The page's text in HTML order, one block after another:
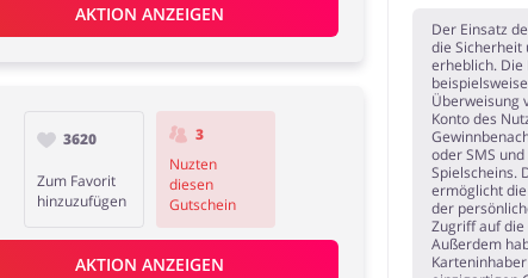
AKTION ANZEIGEN
3620
Zum Favorit
hinzuzufügen
3
Nuzten
diesen
Gutschein
AKTION ANZEIGEN
Der Einsatz
die Sicherheit
erheblich.
Überweisung
Konto des
oder SMS
Spielscheins.
ermöglicht
der
Zugriff auf
Außerdem